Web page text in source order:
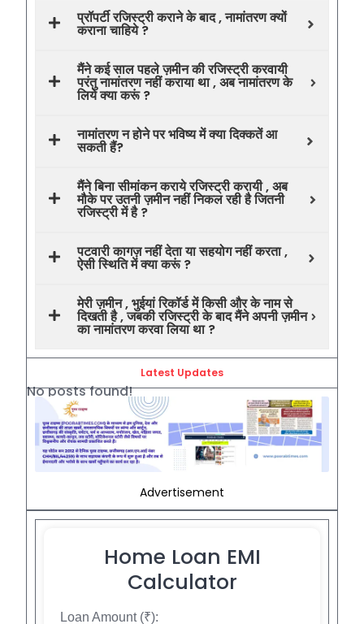
प्रॉपर्टी रजिस्ट्री कराने के बाद , नामांतरण क्यों
कराना चाहिये ?
मैंने कई साल पहले ज़मीन की रजिस्ट्री करवायी
परंतु नामांतरण नहीं कराया था , अब नामांतरण के
लिये क्या करूं ?
नामांतरण न होने पर भविष्य में क्या दिक्कतें आ
सकती हैं?
मैंने बिना सीमांकन कराये रजिस्ट्री करायी , अब
मौके पर उतनी ज़मीन नहीं निकल रही है जितनी
रजिस्ट्री में है ?
पटवारी कागज़ नहीं देता या सहयोग नहीं करता ,
ऐसी स्थिति में क्या करूं ?
मेरी ज़मीन , भुईयां रिकॉर्ड में किसी और के नाम से
दिखती है , जबकी रजिस्ट्री के बाद मैंने अपनी ज़मीन
का नामांतरण करवा लिया था ?
Latest Updates
No posts found!
Advertisement
Home Loan EMI
Calculator
Loan Amount (₹):